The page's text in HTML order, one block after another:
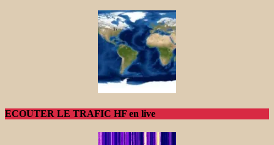
ECOUTER LE TRAFIC HF en live